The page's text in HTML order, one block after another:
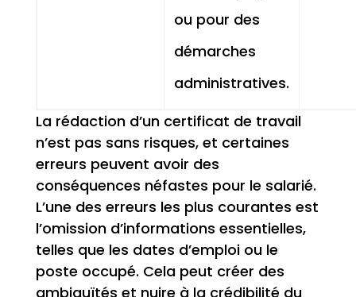
ou pour des
démarches
administratives.
La rédaction d’un certificat de travail
n’est pas sans risques, et certaines
erreurs peuvent avoir des
conséquences néfastes pour le salarié.
L’une des erreurs les plus courantes est
l’omission d’informations essentielles,
telles que les dates d’emploi ou le
poste occupé. Cela peut créer des
ambiguïtés et nuire à la crédibilité du